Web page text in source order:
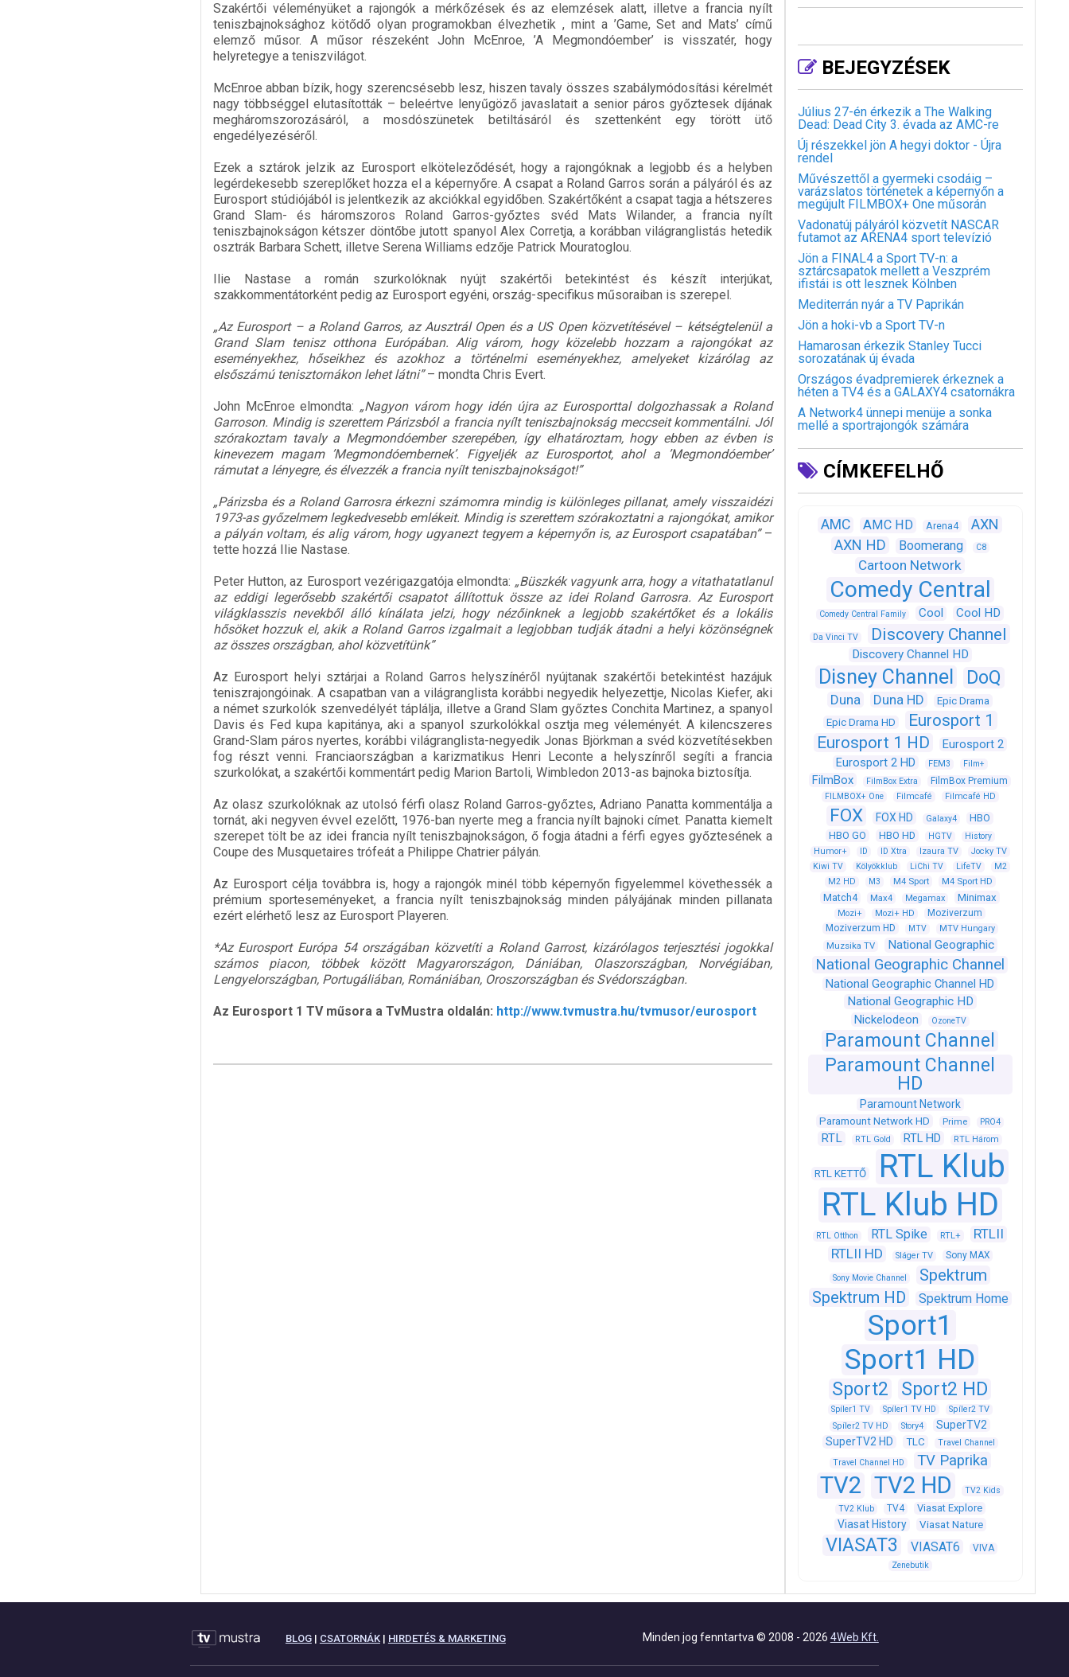
Szakértői véleményüket a rajongók a mérkőzések és az elemzések alatt, illetve a francia nyílt
teniszbajnoksághoz kötődő olyan programokban élvezhetik , mint a ’Game, Set and Mats’ című
elemző műsor. A műsor részeként John McEnroe, ’A Megmondóember’ is visszatér, hogy
helyretegye a teniszvilágot.
McEnroe abban bízik, hogy szerencsésebb lesz, hiszen tavaly összes szabálymódosítási kérelmét
nagy többséggel elutasították – beleértve lenyűgöző javaslatait a senior páros győztesek díjának
megháromszorozásáról, a mosdószünetek betiltásáról és szettenként egy törött ütő
engedélyezéséről.
Ezek a sztárok jelzik az Eurosport elköteleződését, hogy a rajongóknak a legjobb és a helyben
legérdekesebb szereplőket hozza el a képernyőre. A csapat a Roland Garros során a pályáról és az
Eurosport stúdiójából is jelentkezik az akciókkal egyidőben. Szakértőként a csapat tagja a hétszeres
Grand Slam- és háromszoros Roland Garros-győztes svéd Mats Wilander, a francia nyílt
teniszbajnokságon kétszer döntőbe jutott spanyol Alex Corretja, a korábban világranglistás hetedik
osztrák Barbara Schett, illetve Serena Williams edzője Patrick Mouratoglou.
Ilie Nastase a román szurkolóknak nyújt szakértői betekintést és készít interjúkat,
szakkommentátorként pedig az Eurosport egyéni, ország-specifikus műsoraiban is szerepel.
„Az Eurosport – a Roland Garros, az Ausztrál Open és a US Open közvetítésével – kétségtelenül a
Grand Slam tenisz otthona Európában. Alig várom, hogy közelebb hozzam a rajongókat az
eseményekhez, hőseikhez és azokhoz a történelmi eseményekhez, amelyeket kizárólag az
elsőszámú tenisztornákon lehet látni”– mondta Chris Evert.
John McEnroe elmondta: „Nagyon várom hogy idén újra az Eurosporttal dolgozhassak a Roland
Garroson. Mindig is szerettem Párizsból a francia nyílt teniszbajnokság meccseit kommentálni. Jól
szórakoztam tavaly a Megmondóember szerepében, így elhatároztam, hogy ebben az évben is
kinevezem magam ’Megmondóembernek’. Figyeljék az Eurosportot, ahol a ’Megmondóember’
rámutat a lényegre, és élvezzék a francia nyílt teniszbajnokságot!”
„Párizsba és a Roland Garrosra érkezni számomra mindig is különleges pillanat, amely visszaidézi
1973-as győzelmem legkedvesebb emlékeit. Mindig is szerettem szórakoztatni a rajongókat, amikor
a pályán voltam, és alig várom, hogy ugyanezt tegyem a képernyőn is, az Eurosport csapatában”–
tette hozzá Ilie Nastase.
Peter Hutton, az Eurosport vezérigazgatója elmondta: „Büszkék vagyunk arra, hogy a vitathatatlanul
az eddigi legerősebb szakértői csapatot állítottuk össze az idei Roland Garrosra. Az Eurosport
világklasszis nevekből álló kínálata jelzi, hogy nézőinknek a legjobb szakértőket és a lokális
hősöket hozzuk el, akik a Roland Garros izgalmait a legjobban tudják átadni a helyi közönségnek
az összes országban, ahol közvetítünk”
Az Eurosport helyi sztárjai a Roland Garros helyszínéről nyújtanak szakértői betekintést hazájuk
teniszrajongóinak. A csapatban van a világranglista korábbi negyedik helyezettje, Nicolas Kiefer, aki
a német szurkolók szenvedélyét táplálja, illetve a Grand Slam győztes Conchita Martinez, a spanyol
Davis és Fed kupa kapitánya, aki a spanyol szurkolókkal osztja meg véleményét. A kilencszeres
Grand-Slam páros nyertes, korábbi világranglista-negyedik Jonas Björkman a svéd közvetítésekben
fog részt venni. Franciaországban a karizmatikus Henri Leconte a helyszínről segíti a francia
szurkolókat, a szakértői kommentárt pedig Marion Bartoli, Wimbledon 2013-as bajnoka biztosítja.
Az olasz szurkolóknak az utolsó férfi olasz Roland Garros-győztes, Adriano Panatta kommentálja a
tornát, aki negyven évvel ezelőtt, 1976-ban nyerte meg a francia nyílt bajnoki címet. Panatta kiemelt
szerepet tölt be az idei francia nyílt teniszbajnokságon, ő fogja átadni a férfi egyes győztesének a
Coupe des Musquetaires trófeát a Philippe Chatrier pályán.
Az Eurosport célja továbbra is, hogy a rajongók minél több képernyőn figyelemmel követhessék a
prémium sporteseményeket, a francia nyílt teniszbajnokság minden pályájának minden pillanata
ezért elérhető lesz az Eurosport Playeren.
*Az Eurosport Európa 54 országában közvetíti a Roland Garrost, kizárólagos terjesztési jogokkal
számos piacon, többek között Magyarországon, Dániában, Olaszországban, Norvégiában,
Lengyelországban, Portugáliában, Romániában, Oroszországban és Svédországban.
Az Eurosport 1 TV műsora a TvMustra oldalán: http://www.tvmustra.hu/tvmusor/eurosport
BEJEGYZÉSEK
Július 27-én érkezik a The Walking
Dead: Dead City 3. évada az AMC-re
Új részekkel jön A hegyi doktor - Újra
rendel
Művészettől a gyermeki csodáig –
varázslatos történetek a képernyőn a
megújult FILMBOX+ One műsorán
Vadonatúj pályáról közvetít NASCAR
futamot az ARENA4 sport televízió
Jön a FINAL4 a Sport TV-n: a
sztárcsapatok mellett a Veszprém
ifistái is ott lesznek Kölnben
Mediterrán nyár a TV Paprikán
Jön a hoki-vb a Sport TV-n
Hamarosan érkezik Stanley Tucci
sorozatának új évada
Országos évadpremierek érkeznek a
héten a TV4 és a GALAXY4 csatornákra
A Network4 ünnepi menüje a sonka
mellé a sportrajongók számára
CÍMKEFELHŐ
AMC AMC HD Arena4
AXN
AXN HD
Boomerang C8
Cartoon Network
Comedy Central
Comedy Central Family Cool Cool HD
Da Vinci TV Discovery Channel
Discovery Channel HD
Disney Channel DoQ
Duna Duna HD
Epic Drama
Epic Drama HD
Eurosport 1
Eurosport 1 HD
Eurosport 2
Eurosport 2 HD
FEM3 Film+
FilmBox FilmBox Extra FilmBox Premium
FILMBOX+ One Filmcafé Filmcafé HD
FOX FOX HD Galaxy4
HBO
HBO GO
HBO HD HGTV
History
Humor+
ID ID Xtra Izaura TV
Jocky TV
Kiwi TV
Kölyökklub LiChi TV LifeTV
M2
M2 HD
M3 M4 Sport M4 Sport HD
Match4 Max4 Megamax Minimax
Mozi+ Mozi+ HD
Moziverzum
Moziverzum HD
MTV MTV Hungary
Muzsika TV National Geographic
National Geographic Channel
National Geographic Channel HD
National Geographic HD
Nickelodeon
OzoneTV
Paramount Channel
Paramount Channel
HD
Paramount Network
Paramount Network HD Prime PRO4
RTL RTL Gold RTL HD RTL Három
RTL KETTŐ
RTL Klub
RTL Klub HD
RTL Otthon RTL Spike RTL+
RTLII
RTLII HD
Sláger TV Sony MAX
Sony Movie Channel
Spektrum
Spektrum HD
Spektrum Home
Sport1
Sport1 HD
Sport2 Sport2 HD
Spíler1 TV Spíler1 TV HD
Spíler2 TV
Spíler2 TV HD
Story4
SuperTV2
SuperTV2 HD
TLC
Travel Channel
Travel Channel HD
TV Paprika
TV2 TV2 HD
TV2 Kids
TV2 Klub
TV4 Viasat Explore
Viasat History Viasat Nature
VIASAT3 VIASAT6 VIVA
Zenebutik
BLOG| CSATORNÁK| HIRDETÉS & MARKETING Minden jog fenntartva © 2008 - 2026 4Web Kft.